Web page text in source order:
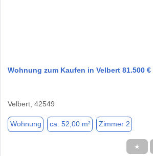
Wohnung zum Kaufen in Velbert 81.500 €
Velbert, 42549
Wohnung ca. 52,00 m² Zimmer 2
★